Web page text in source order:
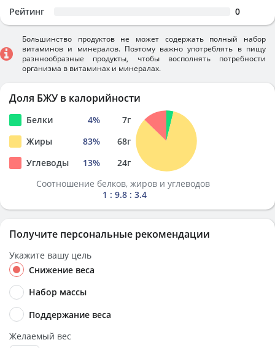
Рейтинг 0
Большинство продуктов не может содержать полный набор
витаминов и минералов. Поэтому важно употреблять в пищу
разннообразные продукты, чтобы восполнять потребности
организма в витаминах и минералах.
Доля БЖУ в калорийности
Белки 4% 7г
Жиры
83% 68г
Углеводы
13% 24г
Соотношение белков, жиров и углеводов
1 : 9.8 : 3.4
Получите персональные рекомендации
Укажите вашу цель
Снижение веса
Набор массы
Поддержание веса
Желаемый вес